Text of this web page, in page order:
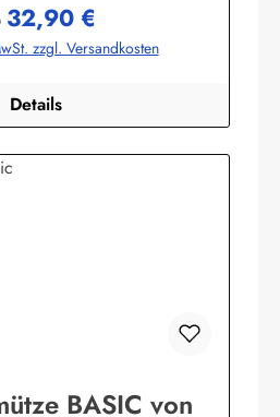
Preis:
32,90 €
zzgl. Versandkosten
Details
BASIC von